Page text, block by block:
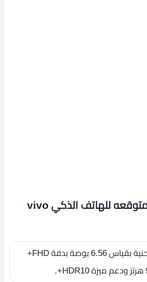
المواصفات المتوقعه للهاتف الذكي vivo
شاشة اموليد منحنية بقياس 6.56 بوصة بدقة FHD+